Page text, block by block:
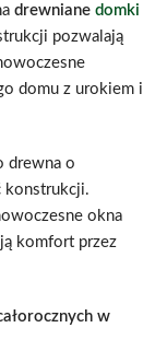
drewniane domki
pozwalają
domu z urokiem i
drewna o
konstrukcji.
okna
komfort przez
w